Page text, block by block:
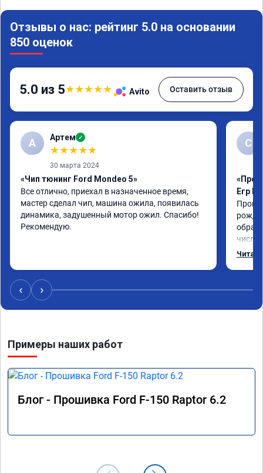
Отзывы о нас: рейтинг 5.0 на основании
850 оценок
5.0 из 5★★★★★ Avito Оставить отзыв
А Артем ✓
★★★★★
30 марта 2024
«Чип тюнинг Ford Mondeo 5»
Все отлично, приехал в назначенное время,
мастер сделал чип, машина ожила, появилась
динамика, задушенный мотор ожил. Спасибо!
Рекомендую.
С
Егр
важно
‹ ›
Примеры наших работ
Блог - Прошивка Ford F-150 Raptor 6.2